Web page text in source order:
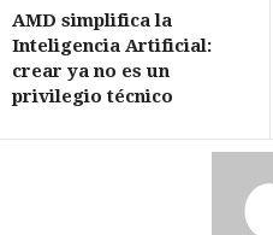
AMD simplifica la
Inteligencia Artificial:
crear ya no es un
privilegio técnico